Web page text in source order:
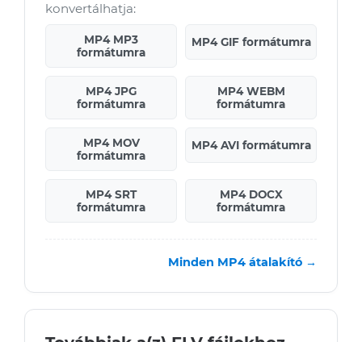
konvertálhatja:
MP4 MP3
formátumra
MP4 GIF formátumra
MP4 JPG
formátumra
MP4 WEBM
formátumra
MP4 MOV
formátumra
MP4 AVI formátumra
MP4 SRT
formátumra
MP4 DOCX
formátumra
Minden MP4 átalakító →